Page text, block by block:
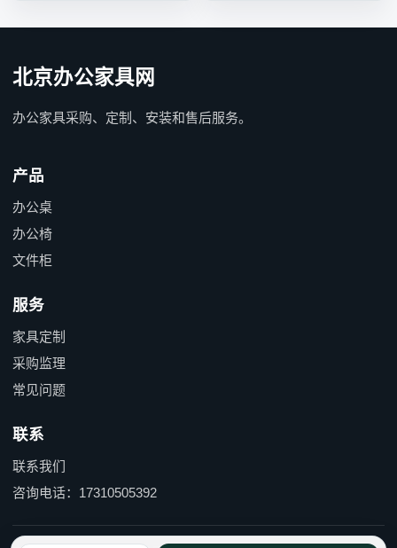
北京办公家具网
办公家具采购、定制、安装和售后服务。
产品
办公桌
办公椅
文件柜
服务
家具定制
采购监理
常见问题
联系
联系我们
咨询电话：17310505392